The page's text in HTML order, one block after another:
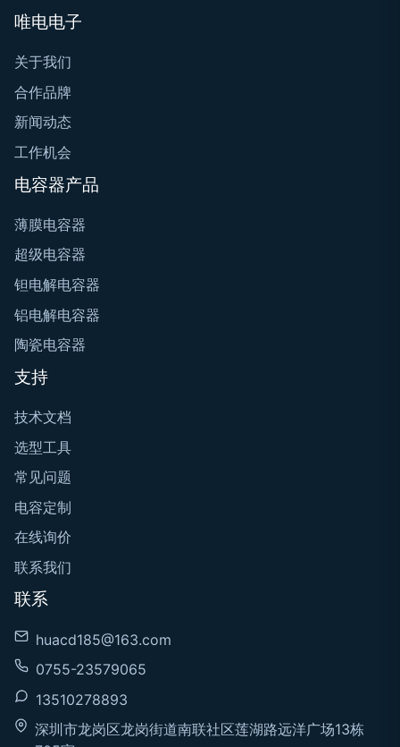
唯电电子
关于我们
合作品牌
新闻动态
工作机会
电容器产品
薄膜电容器
超级电容器
钽电解电容器
铝电解电容器
陶瓷电容器
支持
技术文档
选型工具
常见问题
电容定制
在线询价
联系我们
联系
huacd185@163.com
0755-23579065
13510278893
深圳市龙岗区龙岗街道南联社区莲湖路远洋广场13栋